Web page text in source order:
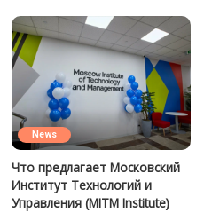
News
Что предлагает Московский
Институт Технологий и
Управления (MITM Institute)